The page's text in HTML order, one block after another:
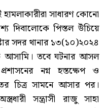
সাধারণ কোনো
দিবালোকে পিস্তল উঁচিয়ে
সদর থানার ১৩(১০)২০২৪
আসামি। তবে ঘটনার আসল
নগ্ন হস্তক্ষেপ ও
চিত্র সামনে আসার পর।
সন্ত্রাসী রাজু সাহা